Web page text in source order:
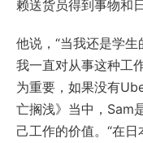
赖送货员得到事物和
他说，“当我还是学
我一直对从事这种工
为重要，如果没有
亡搁浅》当中，Sam
己工作的价值。“在